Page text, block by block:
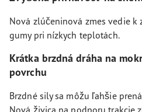
Nová zlúčeninová zmes vedie k
gumy pri nízkych teplotách.
Krátka brzdná dráha na
povrchu
Brzdné sily sa môžu ľahšie
Nová živica na podporu trakcie